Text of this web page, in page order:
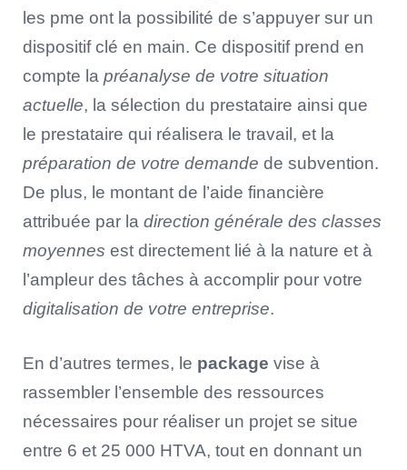
les pme ont la possibilité de s’appuyer sur un
dispositif clé en main. Ce dispositif prend en
compte la préanalyse de votre situation
actuelle, la sélection du prestataire ainsi que
le prestataire qui réalisera le travail, et la
préparation de votre demande de subvention.
De plus, le montant de l’aide financière
attribuée par la direction générale des classes
moyennes est directement lié à la nature et à
l’ampleur des tâches à accomplir pour votre
digitalisation de votre entreprise.
En d’autres termes, le package vise à
rassembler l’ensemble des ressources
nécessaires pour réaliser un projet se situe
entre 6 et 25 000 HTVA, tout en donnant un